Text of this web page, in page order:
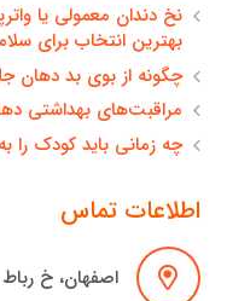
نخ دندان معمولی یا
بهترین انتخاب برای
چگونه از بوی بد دهان
مراقبت‌های بهداشتی
چه زمانی باید کودک را
اطلاعات تماس
اصفهان، خ رباط